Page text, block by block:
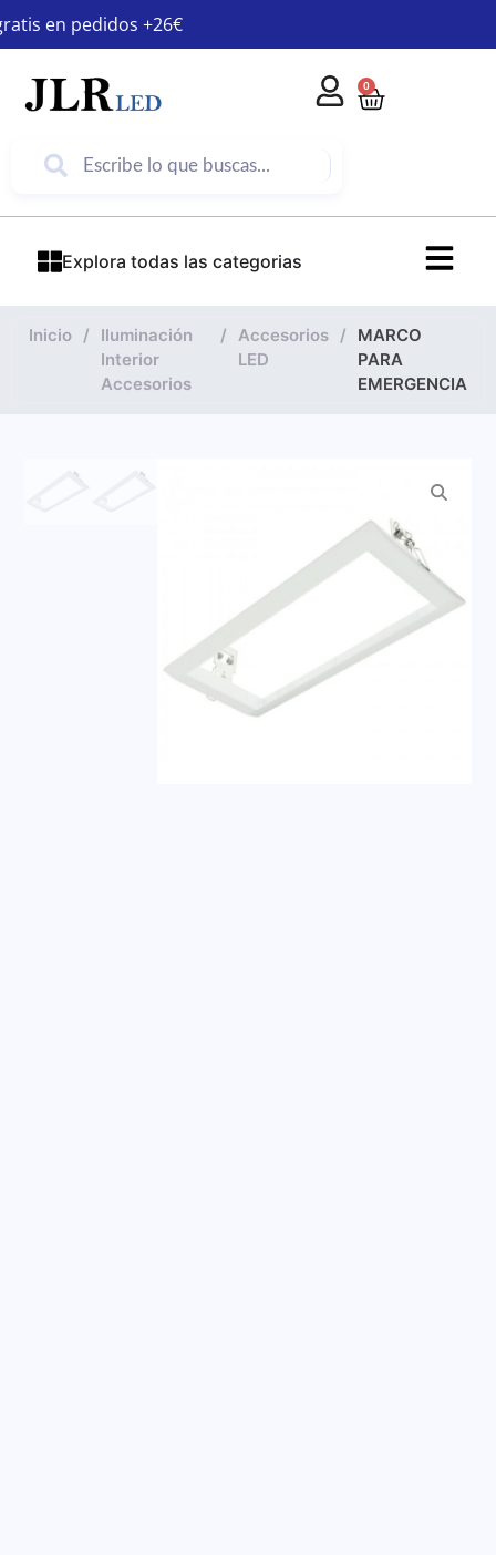
en pedidos +26€
0
Explora todas las categorias
Inicio /
Iluminación
Interior
Accesorios
/ Accesorios
LED
/
MARCO
PARA
EMERGENCIA